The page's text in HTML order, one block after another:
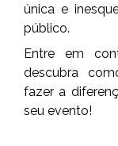
única e
público.
Entre em
descubra
fazer a
seu evento!